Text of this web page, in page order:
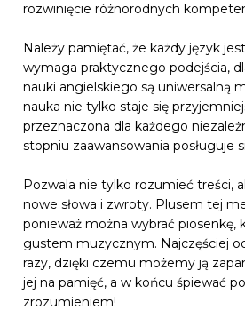
rozwinięcie różnorodnych
Należy pamiętać, że każdy język
wymaga praktycznego podejścia,
nauki angielskiego są uniwersalną
nauka nie tylko staje się
przeznaczona dla każdego
stopniu zaawansowania posługuje
Pozwala nie tylko rozumieć treści,
nowe słowa i zwroty. Plusem tej
ponieważ można wybrać piosenkę,
gustem muzycznym. Najczęściej
razy, dzięki czemu możemy ją
jej na pamięć, a w końcu śpiewać
zrozumieniem!